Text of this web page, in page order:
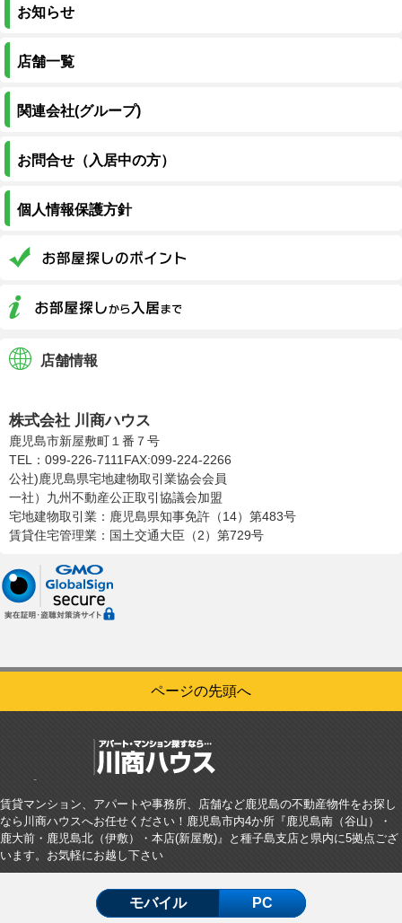
お知らせ
店舗一覧
関連会社(グループ)
お問合せ（入居中の方）
個人情報保護方針
店舗情報
株式会社 川商ハウス
鹿児島市新屋敷町１番７号
TEL：099-226-7111 FAX:099-224-2266
公社)鹿児島県宅地建物取引業協会会員
一社）九州不動産公正取引協議会加盟
宅地建物取引業：鹿児島県知事免許（14）第483号
賃貸住宅管理業：国土交通大臣（2）第729号
ページの先頭へ
賃貸マンション、アパートや事務所、店舗など鹿児島の不動産物件をお探し
なら川商ハウスへお任せください！鹿児島市内4か所『鹿児島南（谷山）・
鹿大前・鹿児島北（伊敷）・本店(新屋敷)』と種子島支店と県内に5拠点ござ
います。お気軽にお越し下さい
モバイル PC